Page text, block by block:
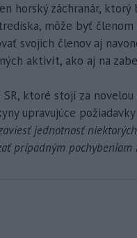
horský záchranár,
môže byť
svojich členov aj
aktivít, ako aj na
ktoré stojí za
upravujúce
jednotnosť
prípadným